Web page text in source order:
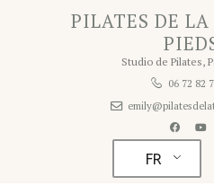
PILATES DE
Studio de Pilates,
06 72 82
FR
PILATES DE LA
Studio de Pilates
Home
Tarifs
Planning
Contact